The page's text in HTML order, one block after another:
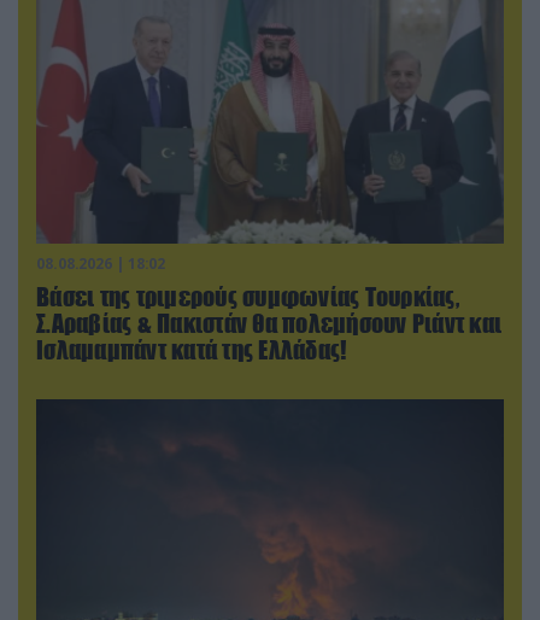
08.08.2026 | 18:02
Βάσει της τριμερούς συμφωνίας Τουρκίας,
Σ.Αραβίας & Πακιστάν θα πολεμήσουν Ριάντ και
Ισλαμαμπάντ κατά της Ελλάδας!